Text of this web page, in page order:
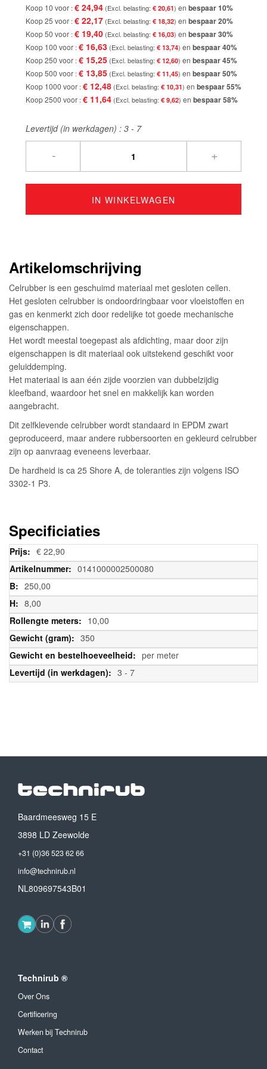
Koop 10 voor € 24,94 € 20,61 en bespaar10%
Koop 25 voor € 22,17 € 18,32 en bespaar20%
Koop 50 voor € 19,40 € 16,03 en bespaar30%
Koop 100 voor € 16,63 € 13,74 en bespaar40%
Koop 250 voor € 15,25 € 12,60 en bespaar45%
Koop 500 voor € 13,85 € 11,45 en bespaar50%
Koop 1000 voor € 12,48 € 10,31 en bespaar55%
Koop 2500 voor € 11,64 € 9,62 en bespaar58%
Levertijd (in werkdagen) : 3 - 7
- +
IN WINKELWAGEN
Artikelomschrijving
Celrubber is een geschuimd materiaal met gesloten cellen.
Het gesloten celrubber is ondoordringbaar voor vloeistoffen en
gas en kenmerkt zich door redelijke tot goede mechanische
eigenschappen.
Het wordt meestal toegepast als afdichting, maar door zijn
eigenschappen is dit materiaal ook uitstekend geschikt voor
geluiddemping.
Het materiaal is aan één zijde voorzien van dubbelzijdig
kleefband, waardoor het snel en makkelijk kan worden
aangebracht.
Dit zelfklevende celrubber wordt standaard in EPDM zwart
geproduceerd, maar andere rubbersoorten en gekleurd celrubber
zijn op aanvraag eveneens leverbaar.
De hardheid is ca 25 Shore A, de toleranties zijn volgens ISO
3302-1 P3.
Specificiaties
Meer
informatie
€ 22,90
0141000002500080
250,00
8,00
10,00
350
per meter
3 - 7
Baardmeesweg 15 E
3898 LD Zeewolde
+31 (0)36 523 62 66
info@technirub.nl
NL809697543B01
Technirub ®
Over Ons
Certificering
Werken bij Technirub
Contact